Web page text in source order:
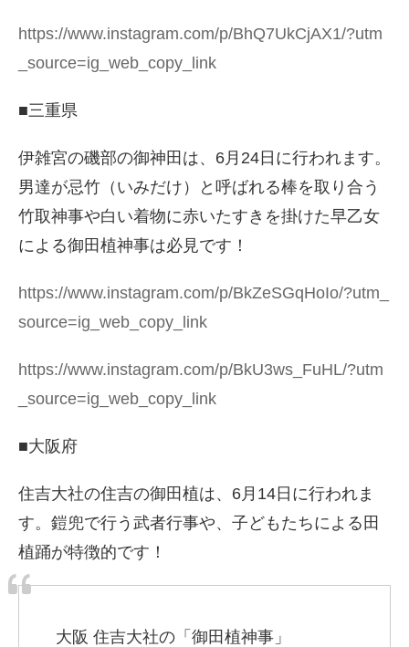
https://www.instagram.com/p/BhQ7UkCjAX1/?utm
_source=ig_web_copy_link
■三重県
伊雑宮の磯部の御神田は、6月24日に行われます。
男達が忌竹（いみだけ）と呼ばれる棒を取り合う
竹取神事や白い着物に赤いたすきを掛けた早乙女
による御田植神事は必見です！
https://www.instagram.com/p/BkZeSGqHoIo/?utm_
source=ig_web_copy_link
https://www.instagram.com/p/BkU3ws_FuHL/?utm
_source=ig_web_copy_link
■大阪府
住吉大社の住吉の御田植は、6月14日に行われま
す。鎧兜で行う武者行事や、子どもたちによる田
植踊が特徴的です！
大阪 住吉大社の「御田植神事」